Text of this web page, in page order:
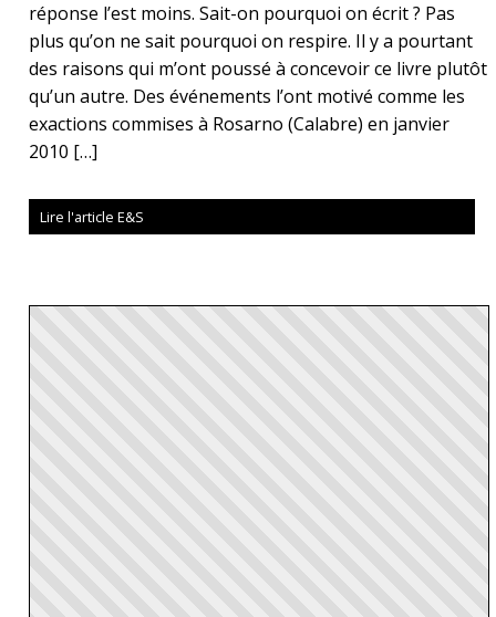
réponse l’est moins. Sait-on pourquoi on écrit ? Pas
plus qu’on ne sait pourquoi on respire. Il y a pourtant
des raisons qui m’ont poussé à concevoir ce livre plutôt
qu’un autre. Des événements l’ont motivé comme les
exactions commises à Rosarno (Calabre) en janvier
2010 […]
Lire l'article E&S